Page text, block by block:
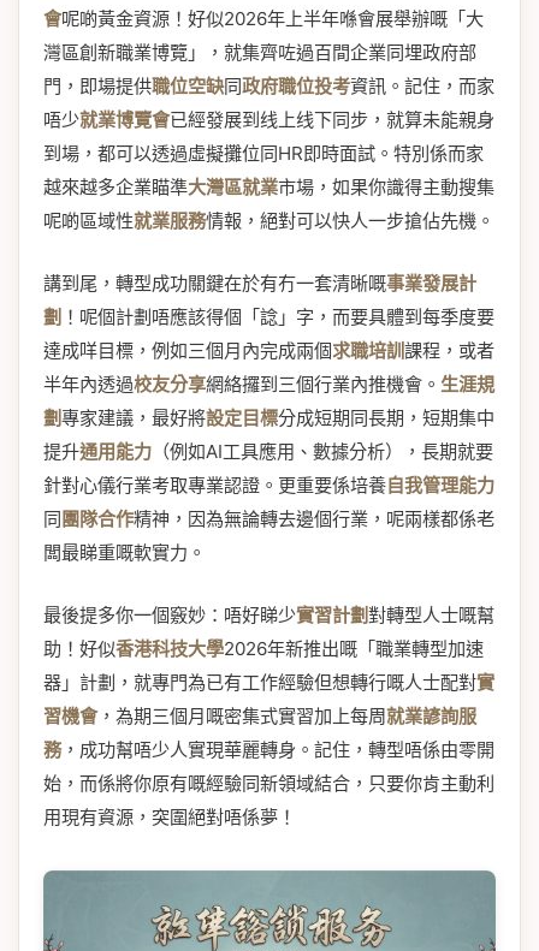
會呢啲黃金資源！好似2026年上半年喺會展舉辦嘅「大
灣區創新職業博覽」，就集齊咗過百間企業同埋政府部
門，即場提供職位空缺同政府職位投考資訊。記住，而家
唔少就業博覽會已經發展到线上线下同步，就算未能親身
到場，都可以透過虛擬攤位同HR即時面試。特別係而家
越來越多企業瞄準大灣區就業市場，如果你識得主動搜集
呢啲區域性就業服務情報，絕對可以快人一步搶佔先機。
講到尾，轉型成功關鍵在於有冇一套清晰嘅事業發展計
劃 ！呢個計劃唔應該得個「諗」字，而要具體到每季度要
達成咩目標，例如三個月內完成兩個求職培訓課程，或者
半年內透過校友分享網絡攞到三個行業內推機會。 生涯規
劃專家建議，最好將設定目標分成短期同長期，短期集中
提升通用能力 （例如AI工具應用、數據分析），長期就要
針對心儀行業考取專業認證。更重要係培養自我管理能力
同團隊合作精神，因為無論轉去邊個行業，呢兩樣都係老
闆最睇重嘅軟實力。
最後提多你一個竅妙：唔好睇少實習計劃對轉型人士嘅幫
助！好似香港科技大學2026年新推出嘅「職業轉型加速
器」計劃，就專門為已有工作經驗但想轉行嘅人士配對實
習機會，為期三個月嘅密集式實習加上每周就業諺詢服
務，成功幫唔少人實現華麗轉身。記住，轉型唔係由零開
始，而係將你原有嘅經驗同新領域結合，只要你肯主動利
用現有資源，突圍絕對唔係夢！